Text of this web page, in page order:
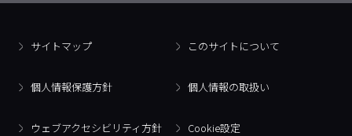
サイトマップ このサイトについて
個人情報保護方針 個人情報の取扱い
ウェブアクセシビリティ方針 Cookie設定